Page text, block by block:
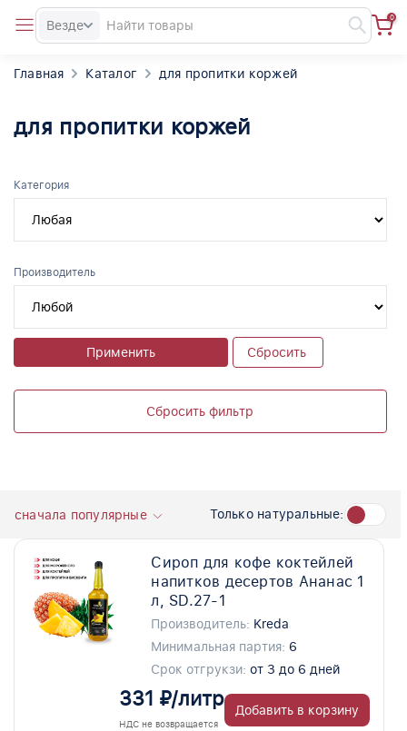
Везде
0
Главная Каталог для пропитки коржей
для пропитки коржей
Категория
Производитель
Применить Сбросить
Сбросить фильтр
сначала популярные Только натуральные:
Сироп для кофе коктейлей
напитков десертов Ананас 1
л, SD.27-1
Производитель: Kreda
Минимальная партия: 6
Срок отгрукзи: от 3 до 6 дней
331 ₽/литр
НДС не возвращается
Добавить в корзину